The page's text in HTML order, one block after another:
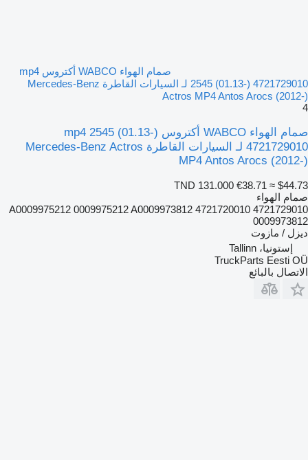
صمام الهواء WABCO أكتروس mp4
2545 (01.13-) 4721729010 لـ السيارات القاطرة Mercedes-Benz
Actros MP4 Antos Arocs (2012-)
4
صمام الهواء WABCO أكتروس mp4 2545 (01.13-)
4721729010 لـ السيارات القاطرة Mercedes-Benz Actros
MP4 Antos Arocs (2012-)
TND 131.000 €38.71 ≈ $44.73
صمام الهواء
4721729010 4721720010 A0009975212 0009975212 A0009973812
0009973812
ديزل / مازوت
إستونيا، Tallinn
TruckParts Eesti OÜ
الاتصال بالبائع